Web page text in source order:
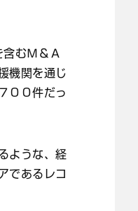
むＭ＆Ａ
機関を通じ
００件だっ
ような、経
であるレコ